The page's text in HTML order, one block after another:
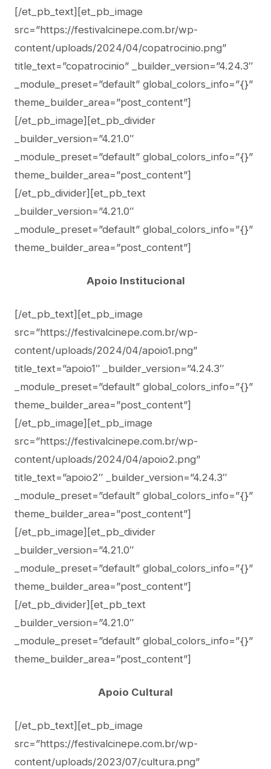
[/et_pb_text][et_pb_image
src=”https://festivalcinepe.com.br/wp-
content/uploads/2024/04/copatrocinio.png”
title_text=”copatrocinio” _builder_version=”4.24.3″
_module_preset=”default” global_colors_info=”{}”
theme_builder_area=”post_content”]
[/et_pb_image][et_pb_divider
_builder_version=”4.21.0″
_module_preset=”default” global_colors_info=”{}”
theme_builder_area=”post_content”]
[/et_pb_divider][et_pb_text
_builder_version=”4.21.0″
_module_preset=”default” global_colors_info=”{}”
theme_builder_area=”post_content”]
Apoio Institucional
[/et_pb_text][et_pb_image
src=”https://festivalcinepe.com.br/wp-
content/uploads/2024/04/apoio1.png”
title_text=”apoio1″ _builder_version=”4.24.3″
_module_preset=”default” global_colors_info=”{}”
theme_builder_area=”post_content”]
[/et_pb_image][et_pb_image
src=”https://festivalcinepe.com.br/wp-
content/uploads/2024/04/apoio2.png”
title_text=”apoio2″ _builder_version=”4.24.3″
_module_preset=”default” global_colors_info=”{}”
theme_builder_area=”post_content”]
[/et_pb_image][et_pb_divider
_builder_version=”4.21.0″
_module_preset=”default” global_colors_info=”{}”
theme_builder_area=”post_content”]
[/et_pb_divider][et_pb_text
_builder_version=”4.21.0″
_module_preset=”default” global_colors_info=”{}”
theme_builder_area=”post_content”]
Apoio Cultural
[/et_pb_text][et_pb_image
src=”https://festivalcinepe.com.br/wp-
content/uploads/2023/07/cultura.png”